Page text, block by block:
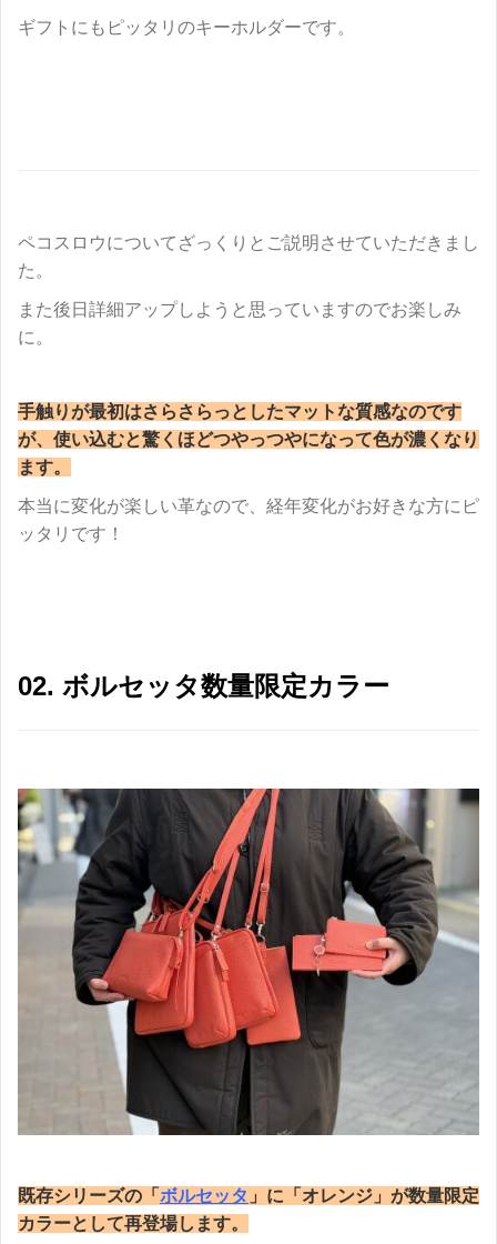
ギフトにもピッタリのキーホルダーです。
ペコスロウについてざっくりとご説明させていただきまし
た。
また後日詳細アップしようと思っていますのでお楽しみ
に。
手触りが最初はさらさらっとしたマットな質感なのです
が、使い込むと驚くほどつやっつやになって色が濃くなり
ます。
本当に変化が楽しい革なので、経年変化がお好きな方にピ
ッタリです！
02. ボルセッタ数量限定カラー
既存シリーズの「 ボルセッタ 」に「オレンジ」が数量限定
カラーとして再登場します。